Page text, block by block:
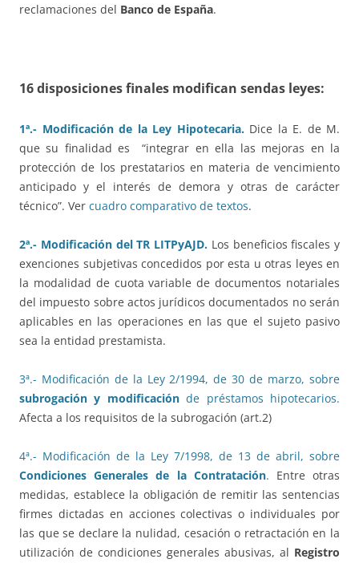
reclamaciones del Banco de España.
16 disposiciones finales modifican sendas leyes:
1ª.- Modificación de la Ley Hipotecaria.Dice la E. de M.
que su finalidad es “integrar en ella las mejoras en la
protección de los prestatarios en materia de vencimiento
anticipado y el interés de demora y otras de carácter
técnico”. Ver cuadro comparativo de textos.
2ª.- Modificación del TR LITPyAJD. Los beneficios fiscales y
exenciones subjetivas concedidos por esta u otras leyes en
la modalidad de cuota variable de documentos notariales
del impuesto sobre actos jurídicos documentados no serán
aplicables en las operaciones en las que el sujeto pasivo
sea la entidad prestamista.
3ª.- Modificación de la Ley 2/1994, de 30 de marzo, sobre
subrogación y modificaciónde préstamos hipotecarios.
Afecta a los requisitos de la subrogación (art.2)
4ª.- Modificación de la Ley 7/1998, de 13 de abril, sobre
Condiciones Generales de la Contratación. Entre otras
medidas, establece la obligación de remitir las sentencias
firmes dictadas en acciones colectivas o individuales por
las que se declare la nulidad, cesación o retractación en la
utilización de condiciones generales abusivas, al Registro